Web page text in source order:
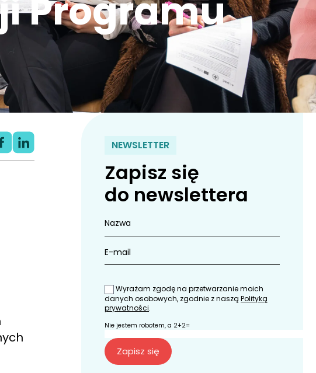
Programu
NEWSLETTER
Zapisz się
do newslettera
Nazwa
E-mail
Wyrażam zgodę na przetwarzanie moich
danych osobowych, zgodnie z naszą Polityką
prywatności.
Nie jestem robotem, a 2+2=